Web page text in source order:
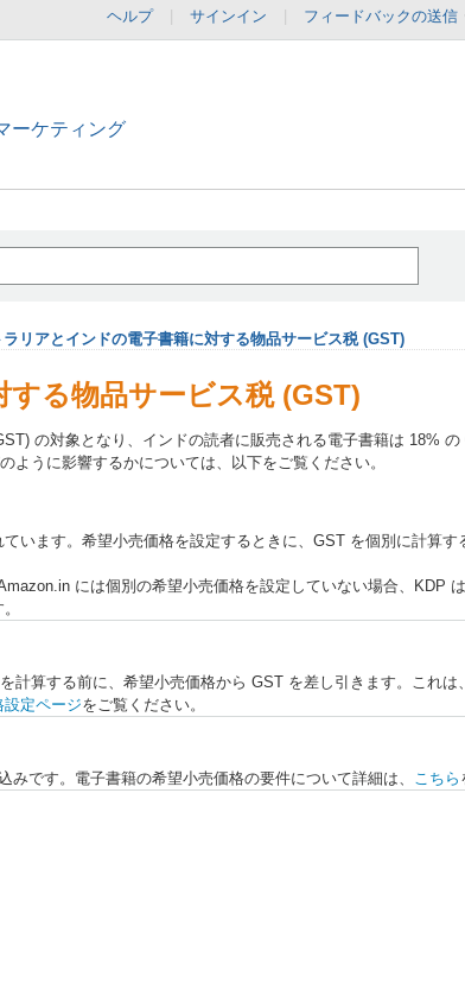
ヘルプ サインイン フィードバックの送信
ーケティング
リアとインドの電子書籍に対する物品サービス税 (GST)
る物品サービス税 (GST)
の対象となり、インドの読者に販売される電子書籍は 18% の
うに影響するかについては、以下をご覧ください。
ます。希望小売価格を設定するときに、GST を個別に計算す
には個別の希望小売価格を設定していない場合、KDP
計算する前に、希望小売価格から GST を差し引きます。これは
設定ページをご覧ください。
です。電子書籍の希望小売価格の要件について詳細は、 こちら